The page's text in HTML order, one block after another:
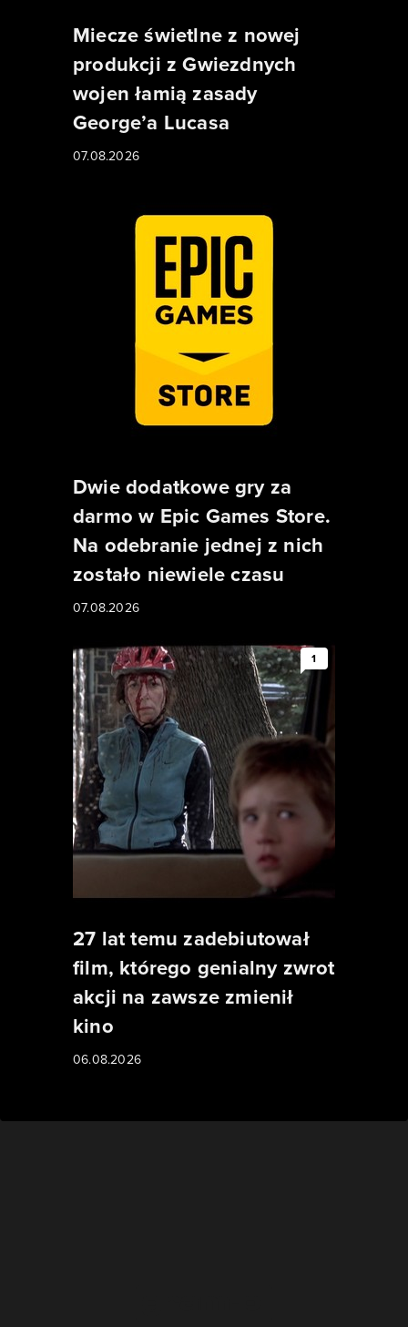
Miecze świetlne z nowej
produkcji z Gwiezdnych
wojen łamią zasady
George’a Lucasa
07.08.2026
Dwie dodatkowe gry za
darmo w Epic Games Store.
Na odebranie jednej z nich
zostało niewiele czasu
07.08.2026
1
27 lat temu zadebiutował
film, którego genialny zwrot
akcji na zawsze zmienił
kino
06.08.2026